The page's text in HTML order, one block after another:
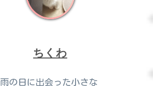
ちくわ
雨の日に出会った小さな